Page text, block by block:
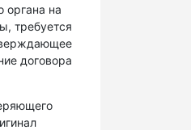
органа на
требуется
договора